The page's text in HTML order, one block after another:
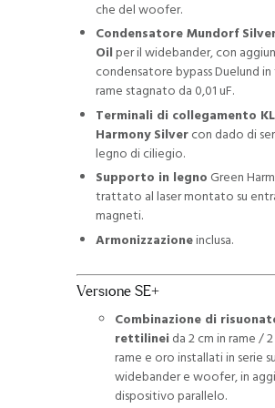
che del woofer.
Condensatore Mundorf
Oilper il widebander, con
condensatore bypass Duelund
rame stagnato da 0,01 uF.
Terminali di collegamento
Harmony Silvercon dado di
legno di ciliegio.
Supporto in legno Green
trattato al laser montato su
magneti.
Armonizzazioneinclusa.
Versione SE+
Combinazione di
rettilinei da 2 cm in rame /
rame e oro installati in serie su
widebander e woofer, in
dispositivo parallelo.